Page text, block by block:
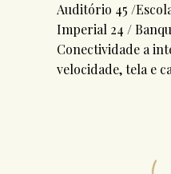
Auditório 45 /
Imperial 24 /
Conectividade a
velocidade, tela e